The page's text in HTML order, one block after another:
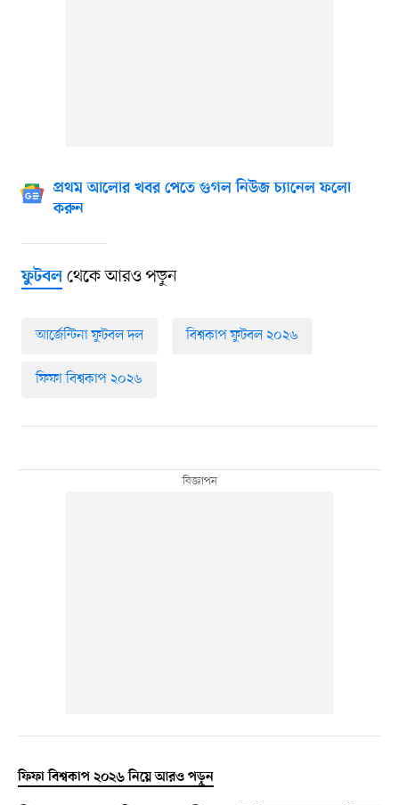
প্রথম আলোর খবর পেতে গুগল নিউজ চ্যানেল ফলো
করুন
ফুটবলথেকে আরও পড়ুন
আর্জেন্টিনা ফুটবল দল বিশ্বকাপ ফুটবল ২০২৬
ফিফা বিশ্বকাপ ২০২৬
ফিফা বিশ্বকাপ ২০২৬ নিয়ে আরও পড়ুন